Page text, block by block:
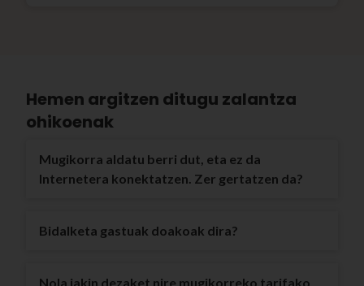
Hemen argitzen ditugu zalantza
ohikoenak
Mugikorra aldatu berri dut, eta ez da
Internetera konektatzen. Zer gertatzen da?
Bidalketa gastuak doakoak dira?
Nola jakin dezaket nire mugikorreko tarifako